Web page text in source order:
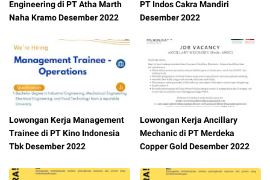
Engineering di PT Atha Marth
Naha Kramo Desember 2022
PT Indos Cakra Mandiri
Desember 2022
Lowongan Kerja Management
Trainee di PT Kino Indonesia
Tbk Desember 2022
Lowongan Kerja Ancillary
Mechanic di PT Merdeka
Copper Gold Desember 2022